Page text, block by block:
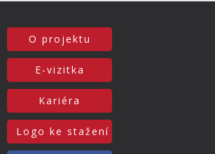
O projektu
E-vizitka
Kariéra
Logo ke stažení